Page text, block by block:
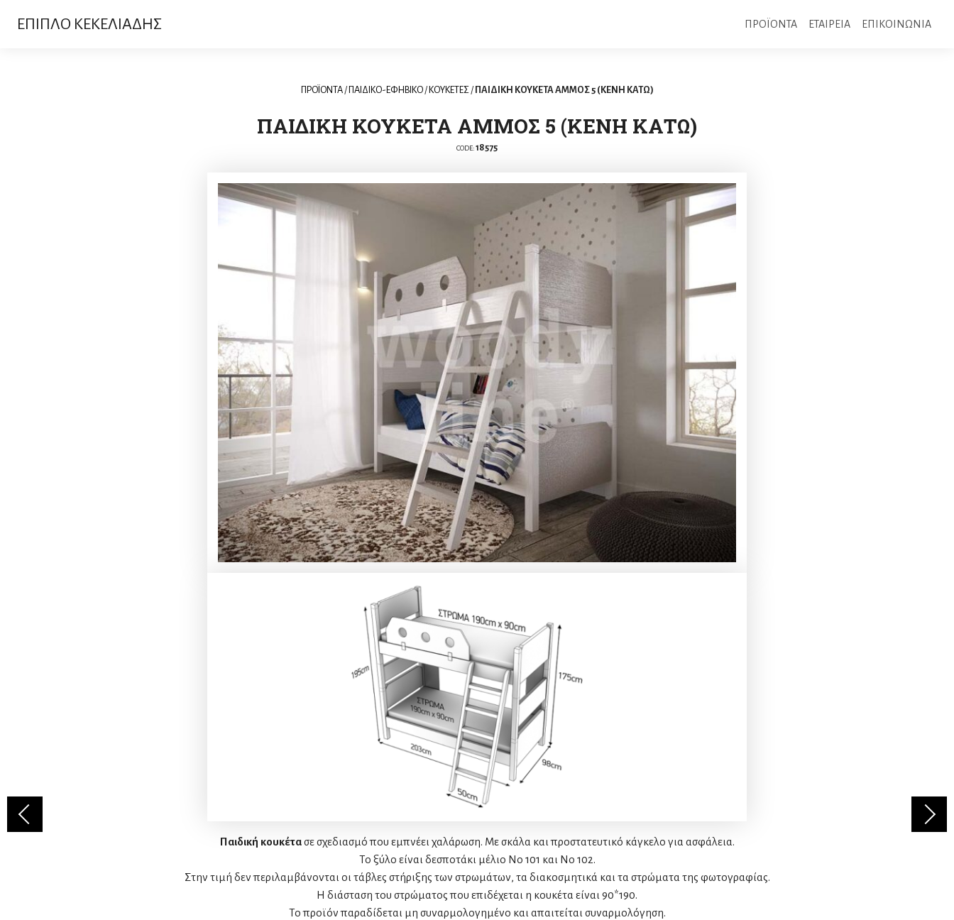
ΕΠΙΠΛΟ ΚΕΚΕΛΙΑΔΗΣ ΠΡΟΪΟΝΤΑ ΕΤΑΙΡΕΙΑ ΕΠΙΚΟΙΝΩΝΙΑ
ΠΡΟΪΟΝΤΑ/ ΠΑΙΔΙΚΟ-ΕΦΗΒΙΚΟ/ KΟΥΚΕΤΕΣ/ ΠΑΙΔΙΚΗ ΚΟΥΚΕΤΑ ΑΜΜΟΣ 5 (ΚΕΝΗ ΚΑΤΩ)
ΠΑΙΔΙΚΗ ΚΟΥΚΕΤΑ ΑΜΜΟΣ 5 (ΚΕΝΗ ΚΑΤΩ)
CODE:18575
Παιδική κουκέτασε σχεδιασμό που εμπνέει χαλάρωση. Με σκάλα και προστατευτικό κάγκελο για ασφάλεια.
Το ξύλο είναι δεσποτάκι μέλιο Νο 101 και Νο 102.
Στην τιμή δεν περιλαμβάνονται οι τάβλες στήριξης των στρωμάτων, τα διακοσμητικά και τα στρώματα της φωτογραφίας.
Η διάσταση του στρώματος που επιδέχεται η κουκέτα είναι 90*190.
Το προϊόν παραδίδεται μη συναρμολογημένο και απαιτείται συναρμολόγηση.